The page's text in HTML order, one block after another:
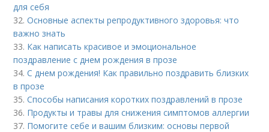
для себя
32.Основные аспекты репродуктивного здоровья: что
важно знать
33. Как написать красивое и эмоциональное
поздравление с днем рождения в прозе
34.С днем рождения! Как правильно поздравить близких
в прозе
35.Способы написания коротких поздравлений в прозе
36. Продукты и травы для снижения симптомов аллергии
37. Помогите себе и вашим близким: основы первой